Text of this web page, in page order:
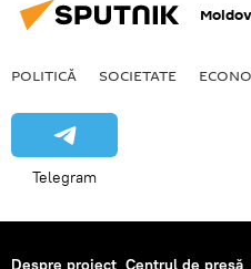
POLITICĂ SOCIETATE
Telegram
Despre proiect Centrul de presă